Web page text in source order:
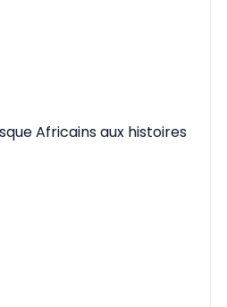
Africains aux histoires